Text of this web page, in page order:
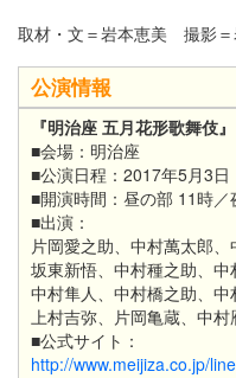
取材・文＝岩本恵美 撮影＝
公演情報
『明治座 五月花形歌舞伎』
■会場：明治座
■公演日程：2017年5月3日
■開演時間：昼の部 11時
■出演：
片岡愛之助、中村萬太郎、
坂東新悟、中村種之助、中
中村隼人、中村橋之助、中
上村吉弥、片岡亀蔵、中村
■公式サイト：
http://www.meijiza.co.jp/